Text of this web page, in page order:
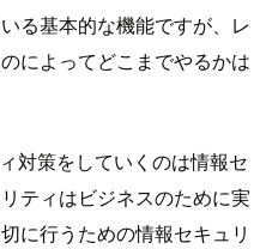
る基本的な機能ですが、レ
によってどこまでやるかは
対策をしていくのは情報セ
ティはビジネスのために実
に行うための情報セキュリ